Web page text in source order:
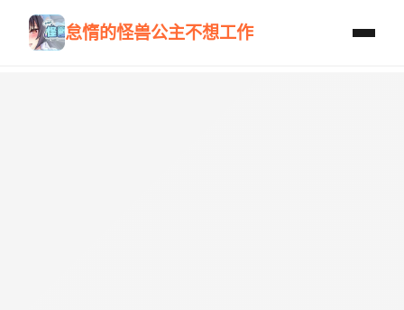
怠惰的怪兽公主不想工作